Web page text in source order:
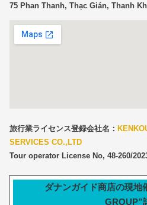
75 Phan Thanh, Thạc Gián, Thanh
旅行業ライセンス登録会社名：
SERVICES CO.,LTD
Tour operator License No, 48-260/
ダナンガイド商店の現地
GROUP”